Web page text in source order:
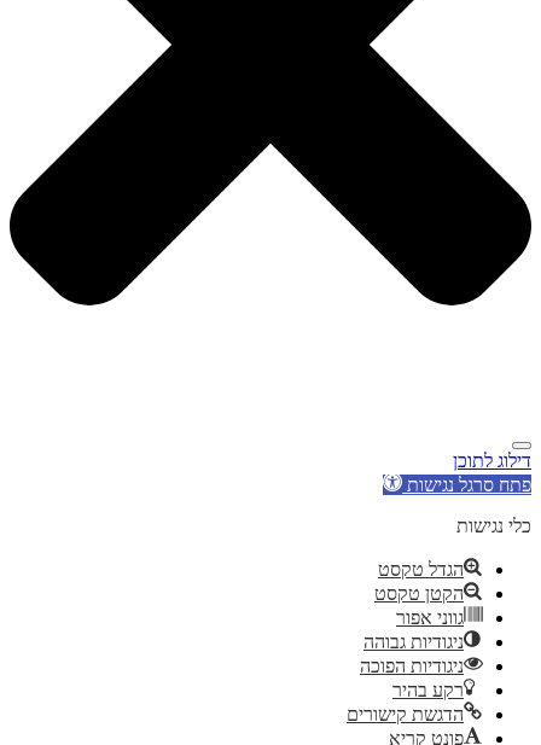
דילוג לתוכן
פתח סרגל נגישות
כלי נגישות
הגדל טקסט
הקטן טקסט
גווני אפור
ניגודיות גבוהה
ניגודיות הפוכה
רקע בהיר
הדגשת קישורים
פונט קריא